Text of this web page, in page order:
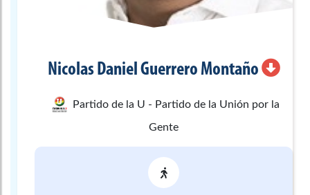
Nicolas DanielGuerrero Montaño
Partido de la U - Partido de la Unión por la
Gente